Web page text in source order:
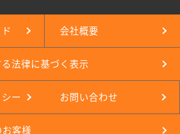
会社概要
法律に基づく表示
ー お問い合わせ
客様